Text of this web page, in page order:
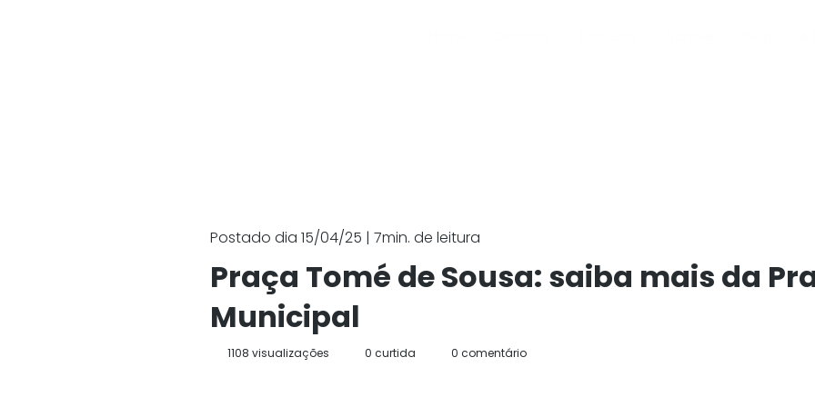
Postado dia 15/04/25 | 7min. de leitura
Praça Tomé de Sousa: saiba mais da
Municipal
0 comentário
0 curtida
1108 visualizações